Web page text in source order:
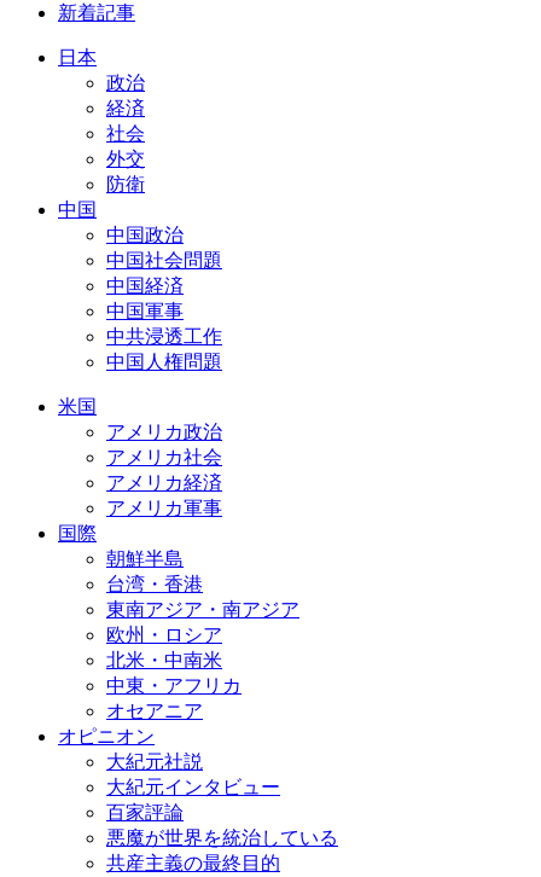
新着記事
日本
政治
経済
社会
外交
防衛
中国
中国政治
中国社会問題
中国経済
中国軍事
中共浸透工作
中国人権問題
米国
アメリカ政治
アメリカ社会
アメリカ経済
アメリカ軍事
国際
朝鮮半島
台湾・香港
東南アジア・南アジア
欧州・ロシア
北米・中南米
中東・アフリカ
オセアニア
オピニオン
大紀元社説
大紀元インタビュー
百家評論
悪魔が世界を統治している
共産主義の最終目的